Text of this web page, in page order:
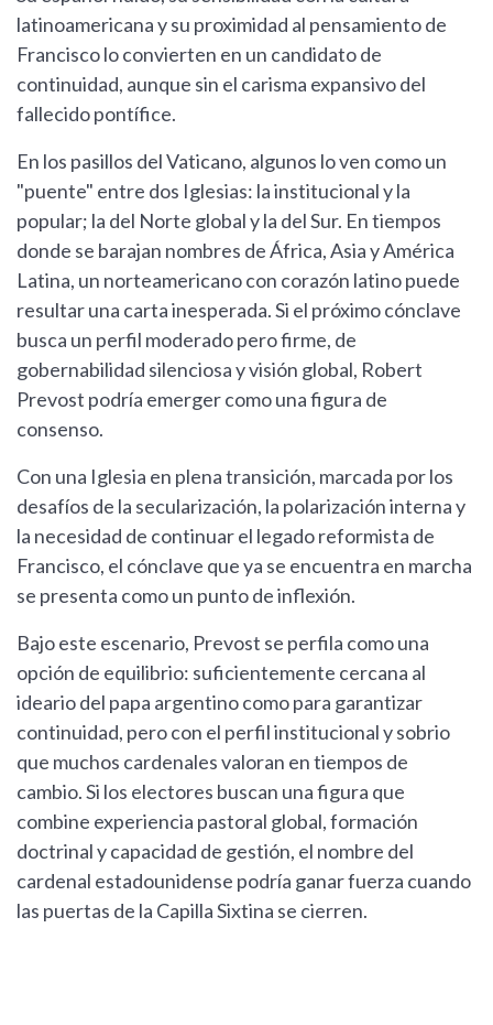
latinoamericana y su proximidad al pensamiento de
Francisco lo convierten en un candidato de
continuidad, aunque sin el carisma expansivo del
fallecido pontífice.
En los pasillos del Vaticano, algunos lo ven como un
"puente" entre dos Iglesias: la institucional y la
popular; la del Norte global y la del Sur. En tiempos
donde se barajan nombres de África, Asia y América
Latina, un norteamericano con corazón latino puede
resultar una carta inesperada. Si el próximo cónclave
busca un perfil moderado pero firme, de
gobernabilidad silenciosa y visión global, Robert
Prevost podría emerger como una figura de
consenso.
Con una Iglesia en plena transición, marcada por los
desafíos de la secularización, la polarización interna y
la necesidad de continuar el legado reformista de
Francisco, el cónclave que ya se encuentra en marcha
se presenta como un punto de inflexión.
Bajo este escenario, Prevost se perfila como una
opción de equilibrio: suficientemente cercana al
ideario del papa argentino como para garantizar
continuidad, pero con el perfil institucional y sobrio
que muchos cardenales valoran en tiempos de
cambio. Si los electores buscan una figura que
combine experiencia pastoral global, formación
doctrinal y capacidad de gestión, el nombre del
cardenal estadounidense podría ganar fuerza cuando
las puertas de la Capilla Sixtina se cierren.